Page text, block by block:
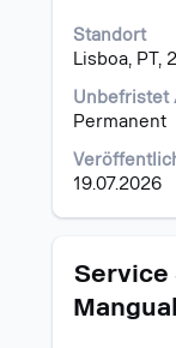
Standort
Lisboa, PT,
Unbefristet
Permanent
19.07.2026
die
Leertaste,
die
anzuzeigen.
Service
Drücken
die